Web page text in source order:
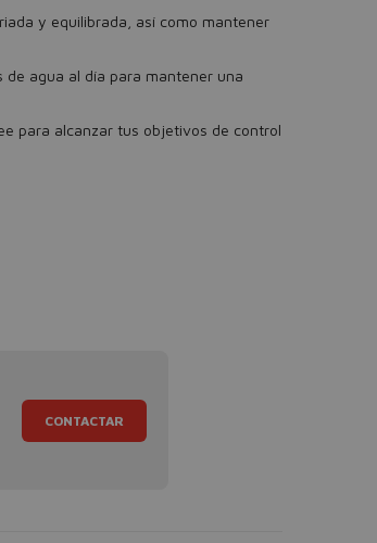
y equilibrada, así como mantener
agua al día para mantener una
para alcanzar tus objetivos de control
CONTACTAR